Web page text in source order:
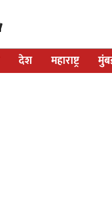
देश महाराष्ट्र